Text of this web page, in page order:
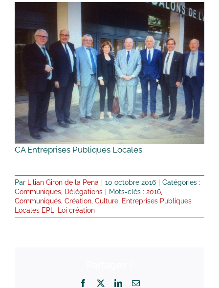
CA Entreprises Publiques Locales
Par Lilian Giron de la Pena 10 octobre 2016
Catégories :
Communiqués Délégations Mots-clés : 2016
Communiqués Création Culture Entreprises Publiques
Locales EPL
Loi création
Facebook LinkedInEmail